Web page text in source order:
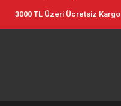
3000 TL Üzeri Ücretsiz Kargo